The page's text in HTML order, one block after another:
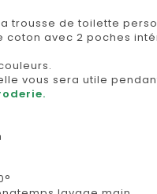
trousse de toilette
coton avec 2 poches
vous sera utile